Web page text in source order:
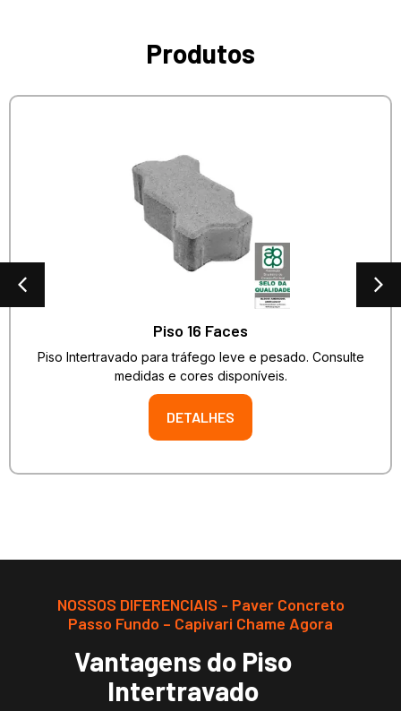
Produtos
Piso 16 Faces
Piso Intertravado para tráfego leve e pesado. Consulte
medidas e cores disponíveis.
DETALHES
NOSSOS DIFERENCIAIS - Paver Concreto
Passo Fundo – Capivari Chame Agora
Vantagens do Piso
Intertravado